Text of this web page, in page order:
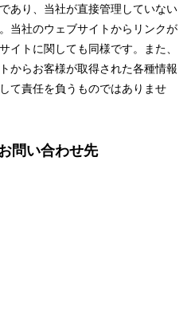
あり、当社が直接管理していない
当社のウェブサイトからリンクが
イトに関しても同様です。また、
からお客様が取得された各種情報
て責任を負うものではありませ
問い合わせ先